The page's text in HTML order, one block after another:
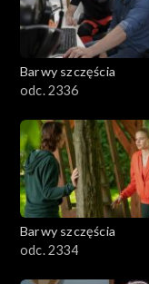
Barwy szczęścia
odc. 2336
Barwy szczęścia
odc. 2334